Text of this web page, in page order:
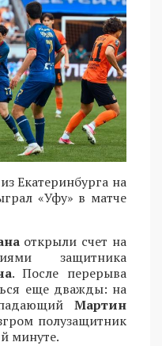
Екатеринбурга на
«Уфу» в матче
открыли счет на
защитника
. После перерыва
еще дважды: на
Мартин
полузащитник
минуте.